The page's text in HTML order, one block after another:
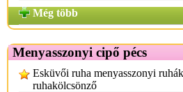
Még több
Menyasszonyi cipő pécs
Esküvői ruha menyasszonyi
ruhakölcsönző